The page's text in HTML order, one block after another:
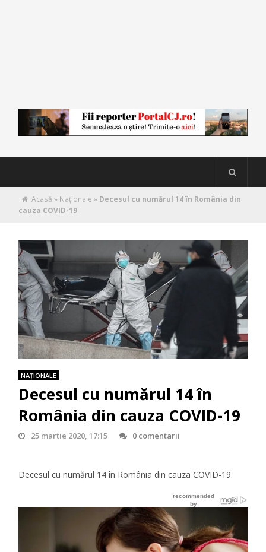
Acasă » Naţionale » Decesul cu numărul 14 în România din
cauza COVID-19
NAŢIONALE
Decesul cu numărul 14 în
România din cauza COVID-19
25 martie 2020, 17:15 0 comentarii
Decesul cu numărul 14 în România din cauza COVID-19.